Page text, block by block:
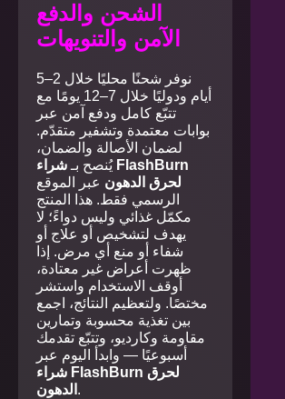
الشحن والدفع
الآمن والتنويهات
نوفر شحنًا محليًا خلال 2–5
أيام ودوليًا خلال 7–12 يومًا مع
تتبّع كامل ودفع آمن عبر
بوابات معتمدة وتشفير متقدّم.
لضمان الأصالة والضمان،
يُنصح بـ شراء FlashBurn
لحرق الدهون عبر الموقع
الرسمي فقط. هذا المنتج
مكمّل غذائي وليس دواءً؛ لا
يهدف لتشخيص أو علاج أو
شفاء أو منع أي مرض. إذا
ظهرت أعراض غير معتادة،
أوقف الاستخدام واستشر
مختصًا. ولتعظيم النتائج، اجمع
بين تغذية محسوبة وتمارين
مقاومة وكارديو، وتتبّع تقدمك
أسبوعيًا — وابدأ اليوم عبر
شراء FlashBurn لحرق
الدهون .